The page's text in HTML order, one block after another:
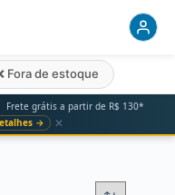
Frete grátis a partir de R$ 130*
→ ✕
Fora de estoque